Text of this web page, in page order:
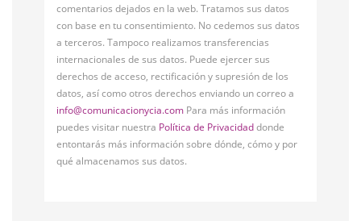
comentarios dejados en la web. Tratamos sus datos
con base en tu consentimiento. No cedemos sus datos
a terceros. Tampoco realizamos transferencias
internacionales de sus datos. Puede ejercer sus
derechos de acceso, rectificación y supresión de los
datos, así como otros derechos enviando un correo a
info@comunicacionycia.com Para más información
puedes visitar nuestra Política de Privacidaddonde
entontarás más información sobre dónde, cómo y por
qué almacenamos sus datos.